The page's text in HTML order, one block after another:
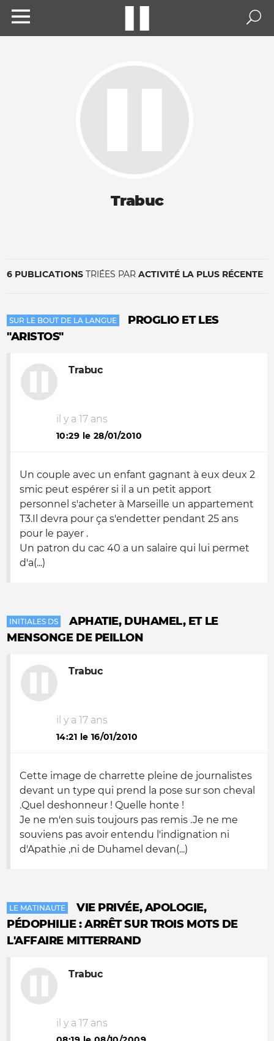
Trabuc
6 PUBLICATIONS TRIÉES PAR ACTIVITÉ LA PLUS RÉCENTE
SUR LE BOUT DE LA LANGUE
PROGLIO ET LES
"ARISTOS"
Trabuc
il y a 17 ans
10:29 le 28/01/2010
Un couple avec un enfant gagnant à eux deux 2
smic peut espérer si il a un petit apport
personnel s'acheter à Marseille un appartement
T3.Il devra pour ça s'endetter pendant 25 ans
pour le payer .
Un patron du cac 40 a un salaire qui lui permet
d'a(...)
INITIALES DS
APHATIE, DUHAMEL, ET LE
MENSONGE DE PEILLON
Trabuc
il y a 17 ans
14:21 le 16/01/2010
Cette image de charrette pleine de journalistes
devant un type qui prend la pose sur son cheval
.Quel deshonneur ! Quelle honte !
Je ne m'en suis toujours pas remis .Je ne me
souviens pas avoir entendu l'indignation ni
d'Apathie ,ni de Duhamel devan(...)
LE MATINAUTE
VIE PRIVÉE, APOLOGIE,
PÉDOPHILIE : ARRÊT SUR TROIS MOTS DE
L'AFFAIRE MITTERRAND
Trabuc
il y a 17 ans